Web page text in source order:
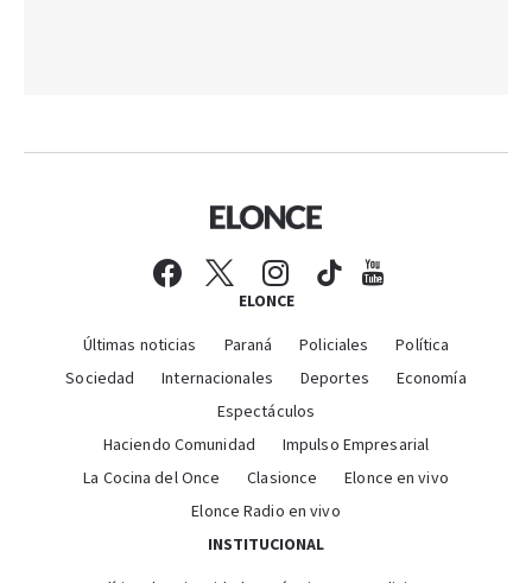
ELONCE
Últimas noticias Paraná Policiales
Política
Sociedad
Internacionales Deportes
Economía
Espectáculos
Haciendo Comunidad
Impulso Empresarial
La Cocina del Once
Clasionce
Elonce en vivo
Elonce Radio en vivo
INSTITUCIONAL